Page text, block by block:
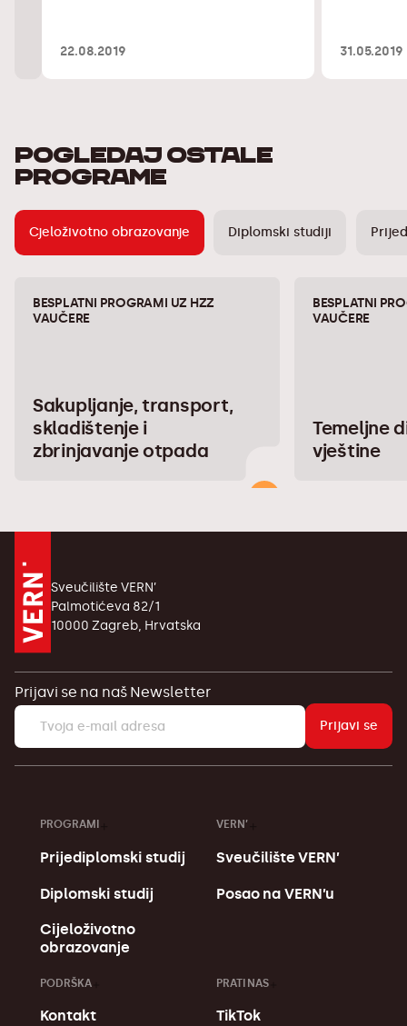
22.08.2019 31.05.2019
POGLEDAJ OSTALE
PROGRAME
Cjeloživotno obrazovanje Diplomski studiji
BESPLATNI PROGRAMI UZ HZZ
VAUČERE
Sakupljanje, transport,
skladištenje i
zbrinjavanje otpada
BESPLATNI
VAUČERE
Temeljne
vještine
Sveučilište VERN’
Palmotićeva 82/1
10000 Zagreb, Hrvatska
Prijavi se na naš Newsletter
Prijavi se
PROGRAMI
Prijediplomski studij
Diplomski studij
Cijeloživotno
obrazovanje
VERN’
Sveučilište VERN’
Posao na VERN’u
PODRŠKA
Kontakt
PRATI NAS
TikTok